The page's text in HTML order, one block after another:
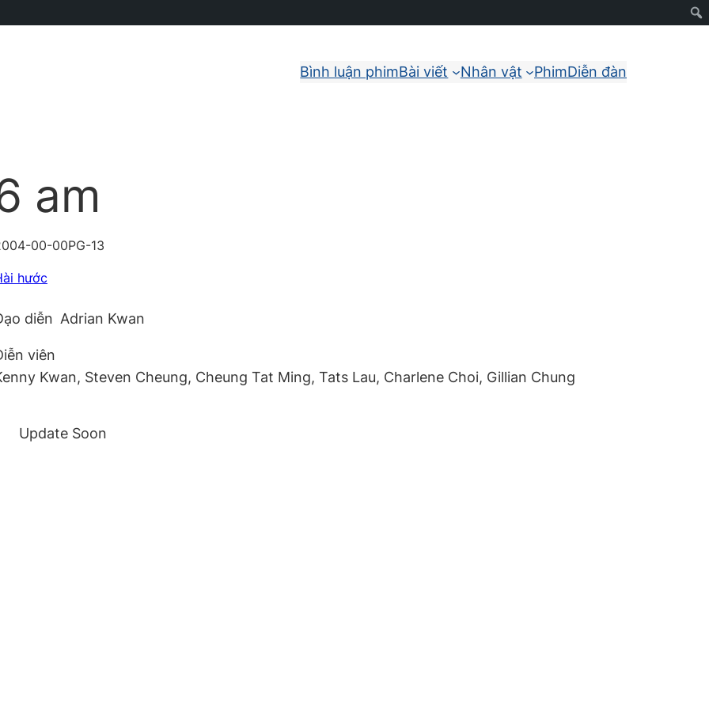
Bình luận phimBài viết Nhân vật PhimDiễn đàn
am
00-00PG-13
hước
diễn Adrian Kwan
viên
Kwan, Steven Cheung, Cheung Tat Ming, Tats Lau, Charlene Choi, Gillian Chung
Update Soon